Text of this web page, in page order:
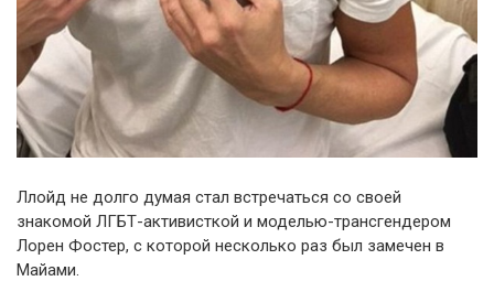
Ллойд не долго думая стал встречаться со своей
знакомой ЛГБТ-активисткой и моделью-трансгендером
Лорен Фостер, с которой несколько раз был замечен в
Майами.